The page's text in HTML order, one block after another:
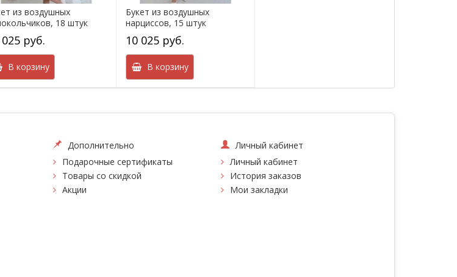
из воздушных
18 штук
025 руб.
В корзину
Букет из воздушных
нарциссов, 15 штук
10 025 руб.
В корзину
Дополнительно
Подарочные сертификаты
Товары со скидкой
Акции
Личный кабинет
Личный кабинет
История заказов
Мои закладки